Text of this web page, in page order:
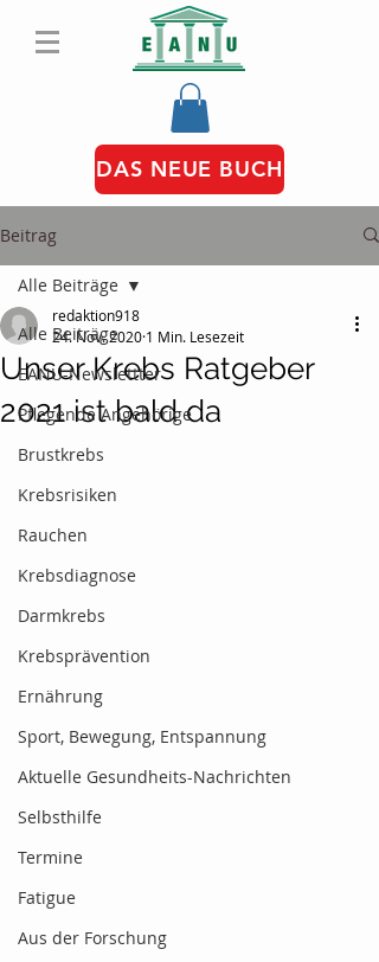
DAS NEUE BUCH
Beitrag
Alle Beiträge
EANU-Newslettter
Pflegende Angehörige
Brustkrebs
Krebsrisiken
Rauchen
Krebsdiagnose
Darmkrebs
Krebsprävention
Ernährung
Sport, Bewegung, Entspannung
Aktuelle Gesundheits-Nachrichten
Selbsthilfe
Termine
Fatigue
Aus der Forschung
Alle Beiträge
Unser Krebs Ratgeber
2021 ist bald da
redaktion918
24. Nov. 2020 1 Min. Lesezeit